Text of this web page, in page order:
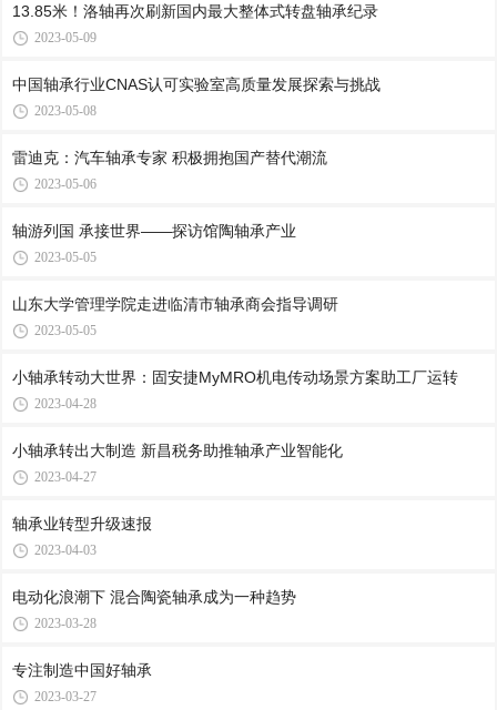
13.85米！洛轴再次刷新国内最大整体式转盘轴承纪录
2023-05-09
中国轴承行业CNAS认可实验室高质量发展探索与挑战
2023-05-08
雷迪克：汽车轴承专家 积极拥抱国产替代潮流
2023-05-06
轴游列国 承接世界——探访馆陶轴承产业
2023-05-05
山东大学管理学院走进临清市轴承商会指导调研
2023-05-05
小轴承转动大世界：固安捷MyMRO机电传动场景方案助工厂运转
2023-04-28
小轴承转出大制造 新昌税务助推轴承产业智能化
2023-04-27
轴承业转型升级速报
2023-04-03
电动化浪潮下 混合陶瓷轴承成为一种趋势
2023-03-28
专注制造中国好轴承
2023-03-27